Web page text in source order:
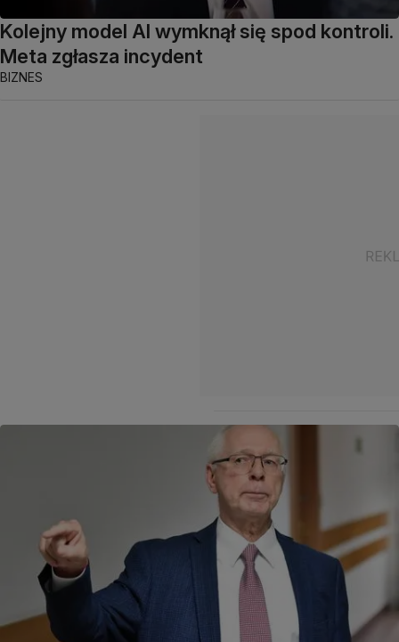
Kolejny model AI wymknął się spod kontroli.
Meta zgłasza incydent
BIZNES